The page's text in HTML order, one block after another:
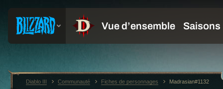
Diablo III Communauté Fiches de personnages Madrasian#1132